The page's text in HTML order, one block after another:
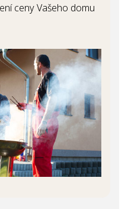
ceny Vašeho domu